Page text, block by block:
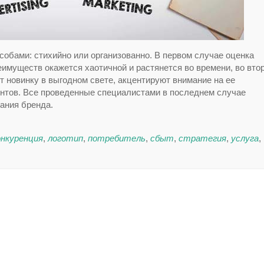
стихийно или организованно. В первом случае оценка
окажется хаотичной и растянется во времени, во
новинку в выгодном свете, акцентируют внимание на ее
Все проведенные специалистами в последнем случае
бренда.
, логотип, потребитель, сбыт, стратегия, услуга,